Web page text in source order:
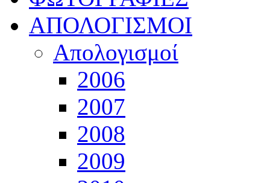
ΑΠΟΛΟΓΙΣΜΟΙ
Απολογισμοί
2006
2007
2008
2009